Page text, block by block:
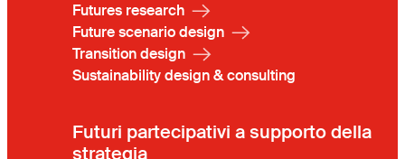
Futures research
Future scenario design
Transition design
Sustainability design & consulting
Futuri partecipativi a supporto della
strategia